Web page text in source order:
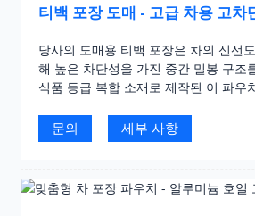
티백 포장 도매 - 고급 차용 고차
당사의 도매용 티백 포장은 차의 신선
해 높은 차단성을 가진 중간 밀봉 구조
식품 등급 복합 소재로 제작된 이 파우
자인으로 브랜드 이미지를 한층 높여줍
대량 구매에 이상적입니다.
문의 세부 사항